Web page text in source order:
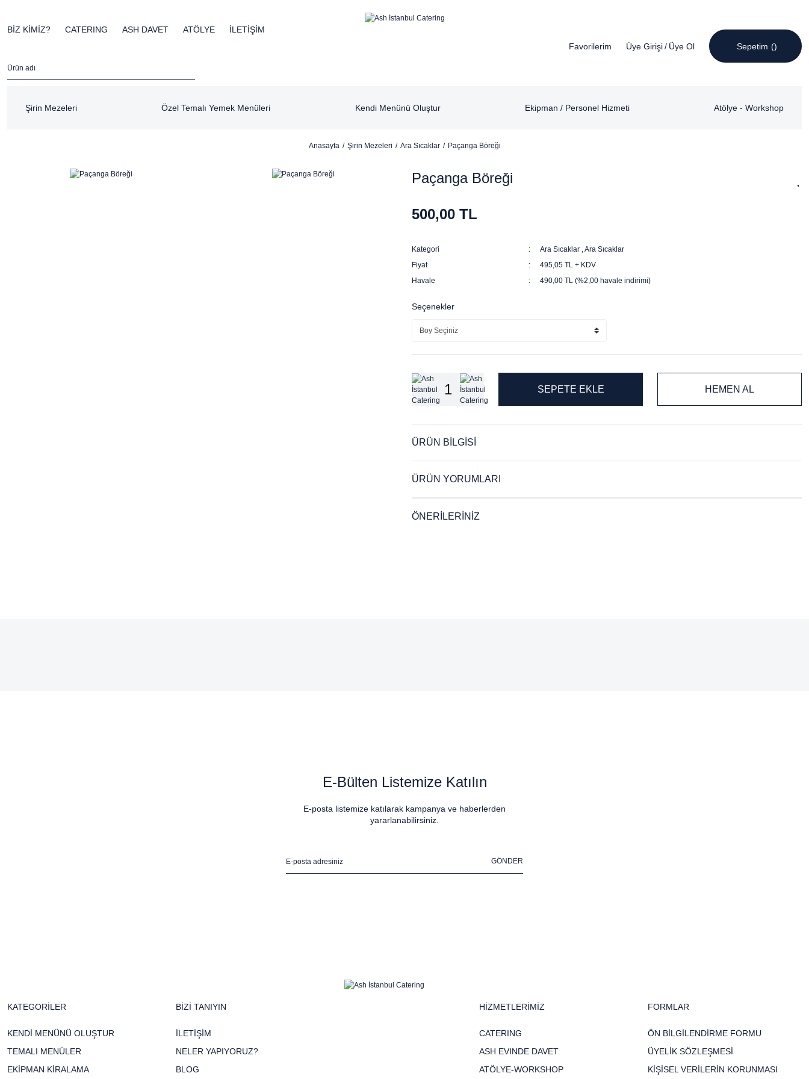
BİZ KİMİZ? CATERING ASH DAVET ATÖLYE
İLETİŞİM
Favorilerim
Üye Girişi/ Üye Ol Sepetim
Şirin Mezeleri Özel Temalı Yemek Menüleri Kendi Menünü Oluştur Ekipman / Personel Hizmeti Atölye - Workshop
Anasayfa Şirin Mezeleri Ara Sıcaklar Paçanga Böreği
Paçanga Böreği
500,00 TL
Kategori Ara Sıcaklar ,Ara Sıcaklar
Fiyat
495,05 TL + KDV
Havale
490,00 TL (%2,00 havale indirimi)
Seçenekler
SEPETE EKLE HEMEN AL
ÜRÜN BİLGİSİ
ÜRÜN YORUMLARI
ÖNERİLERİNİZ
E-Bülten Listemize Katılın
E-posta listemize katılarak kampanya ve haberlerden
yararlanabilirsiniz.
GÖNDER
KATEGORİLER
KENDİ MENÜNÜ OLUŞTUR
TEMALI MENÜLER
EKİPMAN KİRALAMA
BİZİ TANIYIN
İLETİŞİM
NELER YAPIYORUZ?
BLOG
HİZMETLERİMİZ
CATERING
ASH EVINDE DAVET
ATÖLYE-WORKSHOP
FORMLAR
ÖN BİLGİLENDİRME FORMU
ÜYELİK SÖZLEŞMESİ
KİŞİSEL VERİLERİN KORUNMASI